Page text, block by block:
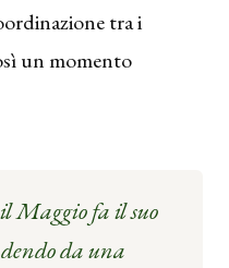
tra i
un momento
Maggio fa il suo
da una